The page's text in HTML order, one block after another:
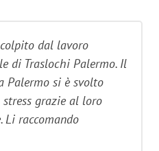
dal lavoro
di Traslochi Palermo. Il
Palermo si è svolto
grazie al loro
Li raccomando